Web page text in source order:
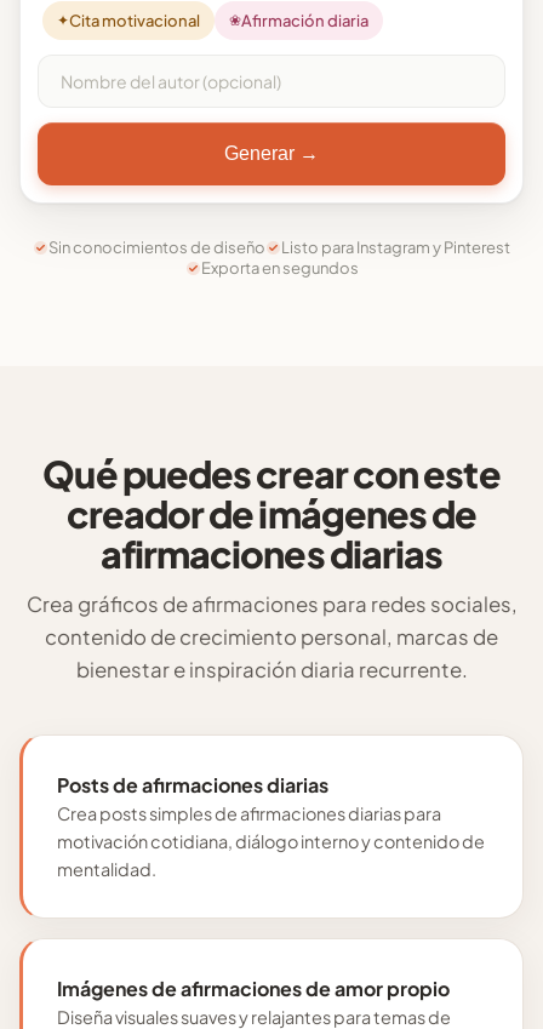
✦Cita motivacional ❀Afirmación diaria
Generar →
Sin conocimientos de diseño
Listo para Instagram y Pinterest
Exporta en segundos
Qué puedes crear con este
creador de imágenes de
afirmaciones diarias
Crea gráficos de afirmaciones para redes sociales,
contenido de crecimiento personal, marcas de
bienestar e inspiración diaria recurrente.
Posts de afirmaciones diarias
Crea posts simples de afirmaciones diarias para
motivación cotidiana, diálogo interno y contenido de
mentalidad.
Imágenes de afirmaciones de amor propio
Diseña visuales suaves y relajantes para temas de